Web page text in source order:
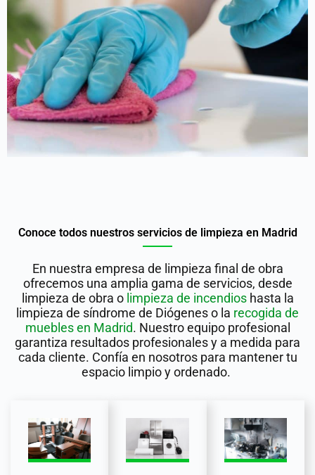
Conoce todos nuestros servicios de limpieza en Madrid
En nuestra empresa de limpieza final de obra
ofrecemos una amplia gama de servicios, desde
limpieza de obra o limpieza de incendios hasta la
limpieza de síndrome de Diógeneso la recogida de
muebles en Madrid. Nuestro equipo profesional
garantiza resultados profesionalesy a medida para
cada cliente. Confía en nosotros para mantener tu
espacio limpio y ordenado.